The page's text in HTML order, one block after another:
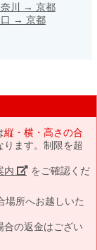
川 → 京都
→ 京都
縦・横・高さの合
ります。制限を超
内」 をご確認くだ
場所へお越しいた
の返金はござい